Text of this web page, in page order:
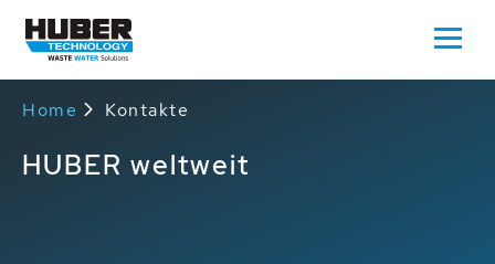
Home Kontakte
HUBER weltweit